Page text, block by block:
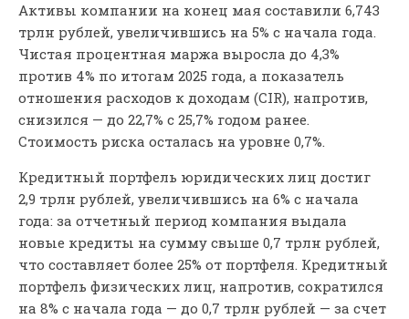
Активы компании на конец мая составили 6,743
трлн рублей, увеличившись на 5% с начала года.
Чистая процентная маржа выросла до 4,3%
против 4% по итогам 2025 года, а показатель
отношения расходов к доходам (CIR), напротив,
снизился — до 22,7% с 25,7% годом ранее.
Стоимость риска осталась на уровне 0,7%.
Кредитный портфель юридических лиц достиг
2,9 трлн рублей, увеличившись на 6% с начала
года: за отчетный период компания выдала
новые кредиты на сумму свыше 0,7 трлн рублей,
что составляет более 25% от портфеля. Кредитный
портфель физических лиц, напротив, сократился
на 8% с начала года — до 0,7 трлн рублей — за счет